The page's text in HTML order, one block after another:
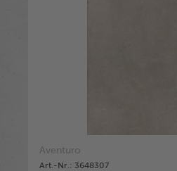
Aventuro
Art.-Nr.: 3648307